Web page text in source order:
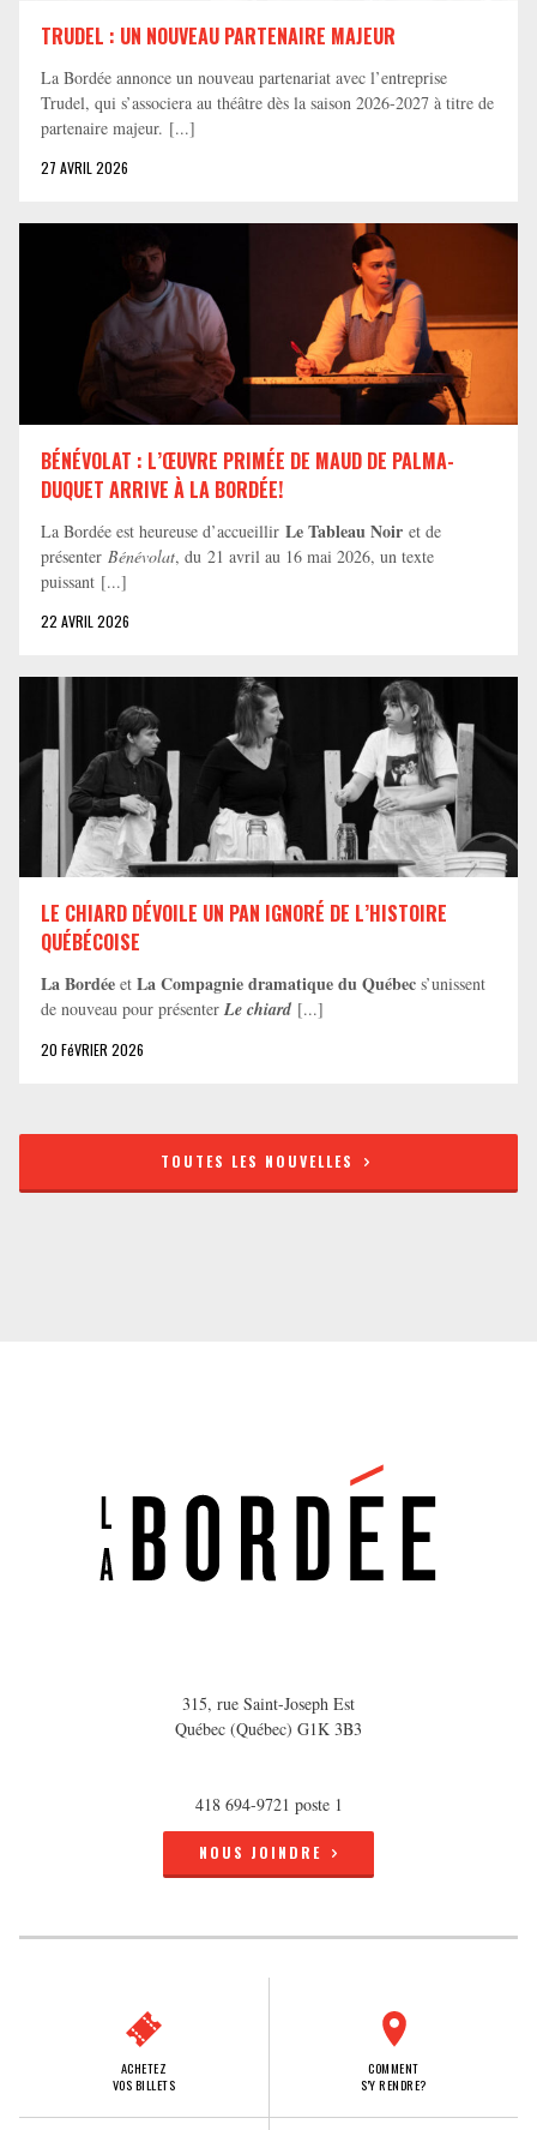
TRUDEL : UN NOUVEAU PARTENAIRE MAJEUR
La Bordée annonce un nouveau partenariat avec l’entreprise
Trudel, qui s’associera au théâtre dès la saison 2026-2027 à titre de
partenaire majeur. [...]
27 AVRIL 2026
BÉNÉVOLAT : L’ŒUVRE PRIMÉE DE MAUD DE PALMA-
DUQUET ARRIVE À LA BORDÉE!
La Bordée est heureuse d’accueillir Le Tableau Noir et de
présenter Bénévolat, du 21 avril au 16 mai 2026, un texte
puissant [...]
22 AVRIL 2026
LE CHIARD DÉVOILE UN PAN IGNORÉ DE L’HISTOIRE
QUÉBÉCOISE
La Bordée et La Compagnie dramatique du Québec s’unissent
de nouveau pour présenter Le chiard [...]
20 FéVRIER 2026
TOUTES LES NOUVELLES
315, rue Saint-Joseph Est
Québec (Québec) G1K 3B3
418 694-9721 poste 1
NOUS JOINDRE
ACHETEZ
VOS BILLETS
COMMENT
S'Y RENDRE?